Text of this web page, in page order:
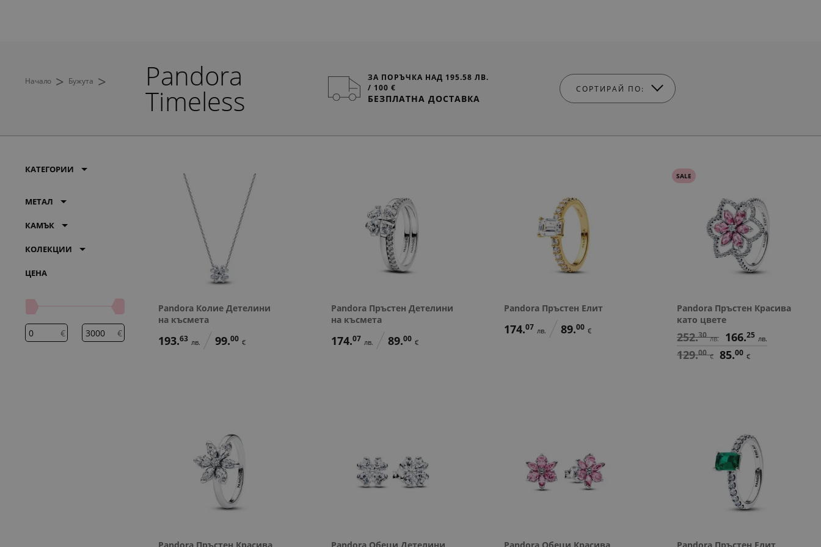
Начало > Бужута > Pandora
Timeless
ЗА ПОРЪЧКА НАД 195.58 ЛВ.
/ 100 €
БЕЗПЛАТНА ДОСТАВКА
СОРТИРАЙ ПО:
КАТЕГОРИИ
МЕТАЛ
КАМЪК
КОЛЕКЦИИ
ЦЕНА
€ €
Pandora Колие Детелини
на късмета
193.63 лв. 99.00 €
Pandora Пръстен Детелини
на късмета
174.07 лв. 89.00 €
Pandora Пръстен Елит
174.07 лв. 89.00 €
SALE
Pandora Пръстен Красива
като цвете
252.30 лв. 166.25 лв.
129.00 € 85.00 €